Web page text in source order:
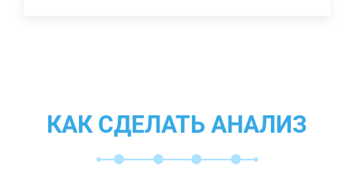
КАК СДЕЛАТЬ АНАЛИЗ